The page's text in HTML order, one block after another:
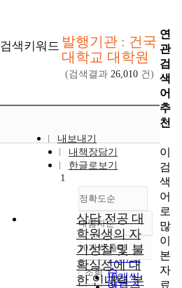
검색키워드 발행기관 : 건국
대학교 대학원
(검색결과 26,010 건)
내보내기
내책장담기
한글로보기
정확도순
정확도
순
인기도
순
내림차순
내림차순
10개씩 출력
10개씩
조회
1
상담 전공 대
학원생의 자
기성찰 및 불
확실성에 대
한 인내력 부
연
관
검
색
어
추
천
이
검
색
어
로
많
이
본
자
료